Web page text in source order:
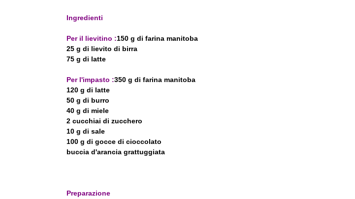
Ingredienti
Per il lievitino :150 g di farina manitoba
25 g di lievito di birra
75 g di latte
Per l'impasto :350 g di farina manitoba
120 g di latte
50 g di burro
40 g di miele
2 cucchiai di zucchero
10 g di sale
100 g di gocce di cioccolato
buccia d'arancia grattuggiata
Preparazione